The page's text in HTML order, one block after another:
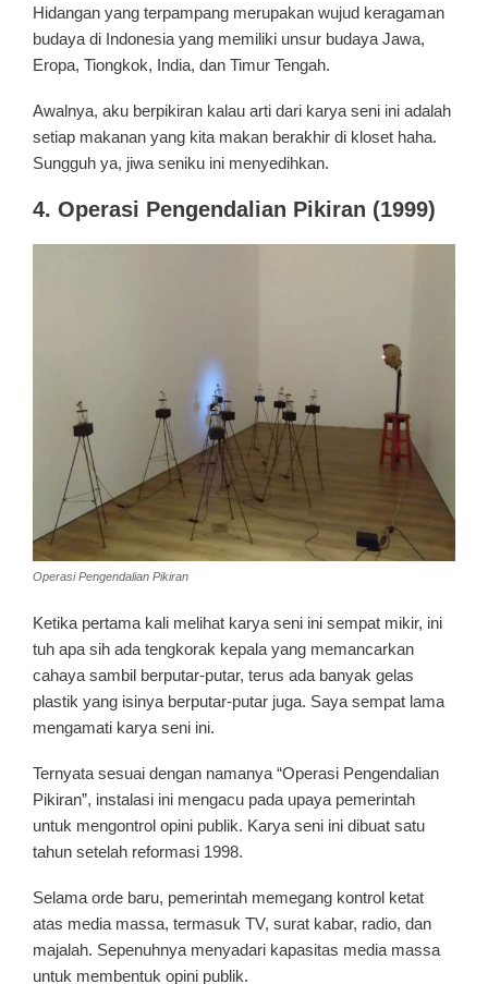
Hidangan yang terpampang merupakan wujud keragaman
budaya di Indonesia yang memiliki unsur budaya Jawa,
Eropa, Tiongkok, India, dan Timur Tengah.
Awalnya, aku berpikiran kalau arti dari karya seni ini adalah
setiap makanan yang kita makan berakhir di kloset haha.
Sungguh ya, jiwa seniku ini menyedihkan.
4. Operasi Pengendalian Pikiran (1999)
Operasi Pengendalian Pikiran
Ketika pertama kali melihat karya seni ini sempat mikir, ini
tuh apa sih ada tengkorak kepala yang memancarkan
cahaya sambil berputar-putar, terus ada banyak gelas
plastik yang isinya berputar-putar juga. Saya sempat lama
mengamati karya seni ini.
Ternyata sesuai dengan namanya “Operasi Pengendalian
Pikiran”, instalasi ini mengacu pada upaya pemerintah
untuk mengontrol opini publik. Karya seni ini dibuat satu
tahun setelah reformasi 1998.
Selama orde baru, pemerintah memegang kontrol ketat
atas media massa, termasuk TV, surat kabar, radio, dan
majalah. Sepenuhnya menyadari kapasitas media massa
untuk membentuk opini publik.